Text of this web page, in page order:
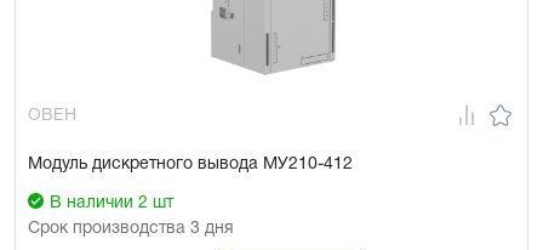
ОВЕН
Модуль дискретного вывода МУ210-412
В наличии 2 шт
Срок производства 3 дня